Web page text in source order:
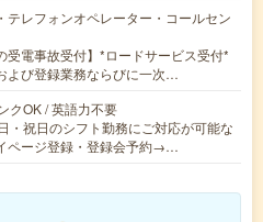
テレフォンオペレーター・コールセン
受電事故受付】*ロードサービス受付*
よび登録業務ならびに一次…
クOK / 英語力不要
・祝日のシフト勤務にご対応が可能な
ページ登録・登録会予約→…